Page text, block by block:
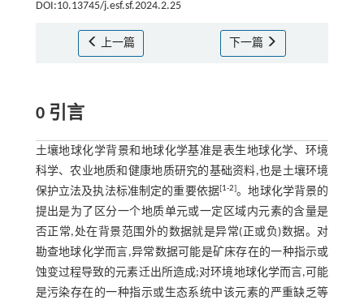
DOI:10.13745/j.esf.sf.2024.2.25
上一篇 下一篇
0 引言
土壤地球化学背景和地球化学基准是表生地球化学、环境
科学、农业地质和健康地质研究的基础资料,也是土壤环境
保护立法及执法标准制定的重要依据[1-2]。地球化学背景的
提出是为了区分一个地质单元或一定区域内元素的含量是
否正常,处在背景范围外的数据就是异常(正或负)数据。对
勘查地球化学而言,异常数据可能是矿床存在的一种指示或
蚀变过程导致的元素迁出所造成;对环境地球化学而言,可能
是污染存在的一种指示或生态系统中该元素的严重缺乏等